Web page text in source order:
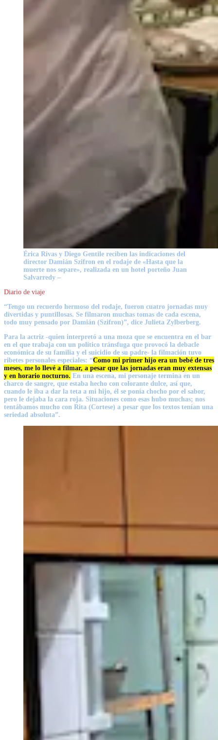
Érica Rivas y Diego Gentile reciben las indicaciones del
director Damián Szifron en el rodaje de «Hasta que la
muerte nos separe», realizada en un hotel porteño Juan
Salvarredy –
Diario de viaje
“Tengo un recuerdo hermoso del rodaje, fueron cuatro jornadas muy
divertidas y puntillosas. Se filmaron muchas tomas de cada escena,
todo muy pensado por Damián (Szifron)”, dice Julieta Zylberberg.
Para la actriz -quien interpretó a una moza que se encuentra en el bar
en el que trabaja con un político tránsfuga que provocó la debacle
económica de su familia y el suicidio de su padre- la filmación tuvo
ribetes personales especiales: “Como mi primer hijo era un bebé de tres
meses, me lo llevé a filmar, a pesar que las jornadas eran muy extensas
y en horario nocturno. En una escena, mi personaje termina en un
charco de sangre, que estaba hecho con colorante dulce, así que,
cuando le iba a dar la teta a mi hijo, él se ponía chocho por el sabor,
pero le dejaba la cara roja. Situaciones como esas hubo muchas; nos
tentábamos mucho con Rita (Cortese) a pesar que los textos tenían una
seriedad absoluta”.